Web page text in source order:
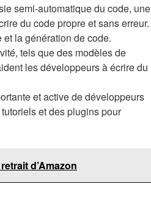
semi-automatique du code, une
du code propre et sans erreur.
la génération de code.
tels que des modèles de
les développeurs à écrire du
et active de développeurs
et des plugins pour
d’Amazon